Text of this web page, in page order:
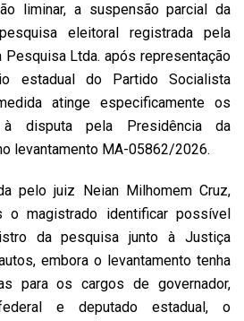
liminar, a suspensão parcial da
eleitoral registrada pela
Pesquisa Ltda. após representação
estadual do Partido Socialista
atinge especificamente os
à disputa pela Presidência da
levantamento MA-05862/2026.
pelo juiz Neian Milhomem Cruz,
magistrado identificar possível
da pesquisa junto à Justiça
embora o levantamento tenha
para os cargos de governador,
e deputado estadual, o